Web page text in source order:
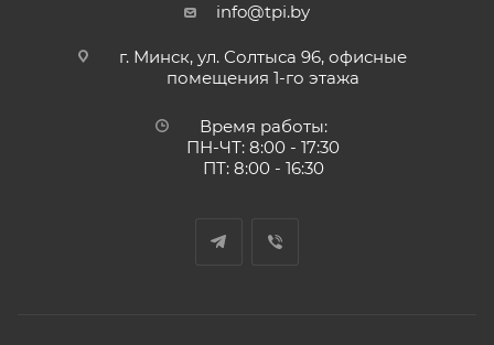
info@tpi.by
г. Минск, ул. Солтыса 96, офисные
помещения 1-го этажа
Время работы:
ПН-ЧТ: 8:00 - 17:30
ПТ: 8:00 - 16:30